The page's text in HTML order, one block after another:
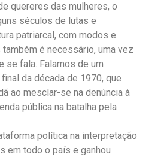
quereres das mulheres, o
séculos de lutas e
patriarcal, com modos e
também é necessário, uma vez
se fala. Falamos de um
da década de 1970, que
ao mesclar-se na denúncia à
pública na batalha pela
política na interpretação
em todo o país e ganhou